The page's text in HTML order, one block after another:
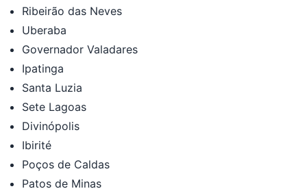
Ribeirão das Neves
Uberaba
Governador Valadares
Ipatinga
Santa Luzia
Sete Lagoas
Divinópolis
Ibirité
Poços de Caldas
Patos de Minas